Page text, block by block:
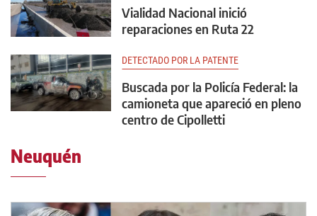
Vialidad Nacional inició
reparaciones en Ruta 22
DETECTADO POR LA PATENTE
Buscada por la Policía Federal: la
camioneta que apareció en pleno
centro de Cipolletti
Neuquén